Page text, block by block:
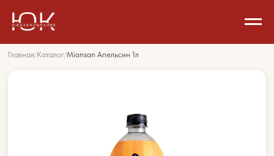
Главная/Каталог/Miansan Апельсин 1л